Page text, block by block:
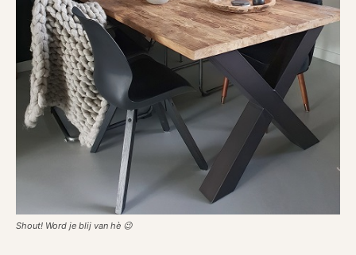
Shout! Word je blij van hè 😉